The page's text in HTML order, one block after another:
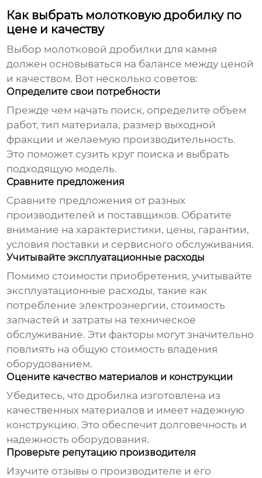
Как выбрать молотковую дробилку по
цене и качеству
Выбор молотковой дробилки для камня
должен основываться на балансе между ценой
и качеством. Вот несколько советов:
Определите свои потребности
Прежде чем начать поиск, определите объем
работ, тип материала, размер выходной
фракции и желаемую производительность.
Это поможет сузить круг поиска и выбрать
подходящую модель.
Сравните предложения
Сравните предложения от разных
производителей и поставщиков. Обратите
внимание на характеристики, цены, гарантии,
условия поставки и сервисного обслуживания.
Учитывайте эксплуатационные расходы
Помимо стоимости приобретения, учитывайте
эксплуатационные расходы, такие как
потребление электроэнергии, стоимость
запчастей и затраты на техническое
обслуживание. Эти факторы могут значительно
повлиять на общую стоимость владения
оборудованием.
Оцените качество материалов и конструкции
Убедитесь, что дробилка изготовлена из
качественных материалов и имеет надежную
конструкцию. Это обеспечит долговечность и
надежность оборудования.
Проверьте репутацию производителя
Изучите отзывы о производителе и его